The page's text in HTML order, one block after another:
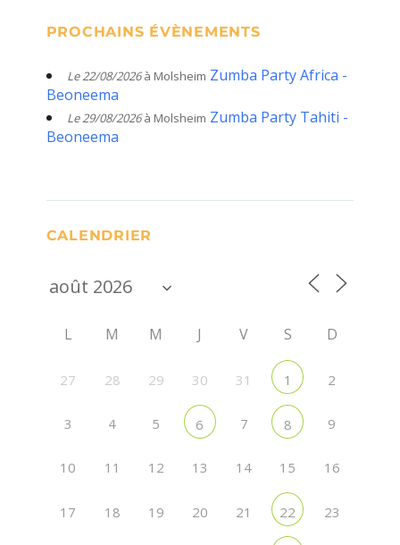
PROCHAINS ÉVÈNEMENTS
Le 22/08/2026à Molsheim Zumba Party Africa -
Beoneema
Le 29/08/2026à Molsheim Zumba Party Tahiti -
Beoneema
CALENDRIER
L M M J V S D
27 28 29 30 31 1 2
3 4 5 6 7 8 9
10 11 12 13 14 15 16
17 18 19 20 21 22 23